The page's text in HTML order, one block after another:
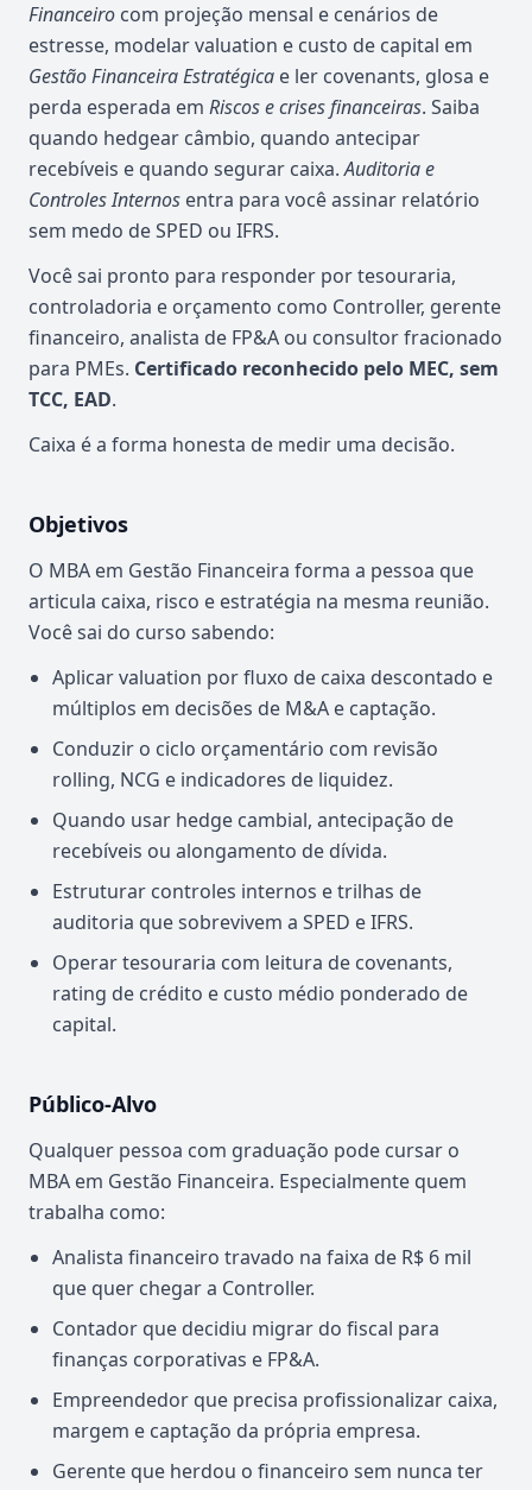
Financeiro com projeção mensal e cenários de
estresse, modelar valuation e custo de capital em
Gestão Financeira Estratégica e ler covenants, glosa e
perda esperada em Riscos e crises financeiras. Saiba
quando hedgear câmbio, quando antecipar
recebíveis e quando segurar caixa.Auditoria e
Controles Internos entra para você assinar relatório
sem medo de SPED ou IFRS.
Você sai pronto para responder por tesouraria,
controladoria e orçamento como Controller, gerente
financeiro, analista de FP&A ou consultor fracionado
para PMEs. Certificado reconhecido pelo MEC, sem
TCC, EAD.
Caixa é a forma honesta de medir uma decisão.
Objetivos
O MBA em Gestão Financeira forma a pessoa que
articula caixa, risco e estratégia na mesma reunião.
Você sai do curso sabendo:
Aplicar valuation por fluxo de caixa descontado e
múltiplos em decisões de M&A e captação.
Conduzir o ciclo orçamentário com revisão
rolling, NCG e indicadores de liquidez.
Quando usar hedge cambial, antecipação de
recebíveis ou alongamento de dívida.
Estruturar controles internos e trilhas de
auditoria que sobrevivem a SPED e IFRS.
Operar tesouraria com leitura de covenants,
rating de crédito e custo médio ponderado de
capital.
Público-Alvo
Qualquer pessoa com graduação pode cursar o
MBA em Gestão Financeira. Especialmente quem
trabalha como:
Analista financeiro travado na faixa de R$ 6 mil
que quer chegar a Controller.
Contador que decidiu migrar do fiscal para
finanças corporativas e FP&A.
Empreendedor que precisa profissionalizar caixa,
margem e captação da própria empresa.
Gerente que herdou o financeiro sem nunca ter